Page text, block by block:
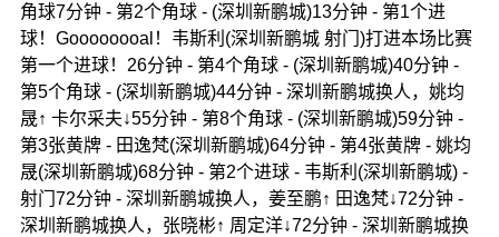
角球7分钟 - 第2个角球 - (深圳新鹏城)13分钟 - 第1个进
球！Goooooooal！韦斯利(深圳新鹏城 射门)打进本场比赛
第一个进球！26分钟 - 第4个角球 - (深圳新鹏城)40分钟 -
第5个角球 - (深圳新鹏城)44分钟 - 深圳新鹏城换人，姚均
晟↑ 卡尔采夫↓55分钟 - 第8个角球 - (深圳新鹏城)59分钟 -
第3张黄牌 - 田逸梵(深圳新鹏城)64分钟 - 第4张黄牌 - 姚均
晟(深圳新鹏城)68分钟 - 第2个进球 - 韦斯利(深圳新鹏城) -
射门72分钟 - 深圳新鹏城换人，姜至鹏↑ 田逸梵↓72分钟 -
深圳新鹏城换人，张晓彬↑ 周定洋↓72分钟 - 深圳新鹏城换